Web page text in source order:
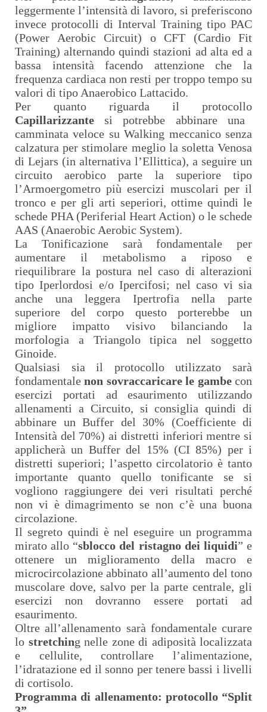
leggermente l’intensità di lavoro, si preferiscono
invece protocolli di Interval Training tipo PAC
(Power Aerobic Circuit) o CFT (Cardio Fit
Training) alternando quindi stazioni ad alta ed a
bassa intensità facendo attenzione che la
frequenza cardiaca non resti per troppo tempo su
valori di tipo Anaerobico Lattacido.
Per quanto riguarda il protocollo
Capillarizzante si potrebbe abbinare una
camminata veloce su Walking meccanico senza
calzatura per stimolare meglio la soletta Venosa
di Lejars (in alternativa l’Ellittica), a seguire un
circuito aerobico parte la superiore tipo
l’Armoergometro più esercizi muscolari per il
tronco e per gli arti seperiori, ottime quindi le
schede PHA (Periferial Heart Action) o le schede
AAS (Anaerobic Aerobic System).
La Tonificazione sarà fondamentale per
aumentare il metabolismo a riposo e
riequilibrare la postura nel caso di alterazioni
tipo Iperlordosi e/o Ipercifosi; nel caso vi sia
anche una leggera Ipertrofia nella parte
superiore del corpo questo porterebbe un
migliore impatto visivo bilanciando la
morfologia a Triangolo tipica nel soggetto
Ginoide.
Qualsiasi sia il protocollo utilizzato sarà
fondamentale non sovraccaricare le gambecon
esercizi portati ad esaurimento utilizzando
allenamenti a Circuito, si consiglia quindi di
abbinare un Buffer del 30% (Coefficiente di
Intensità del 70%) ai distretti inferiori mentre si
applicherà un Buffer del 15% (CI 85%) per i
distretti superiori; l’aspetto circolatorio è tanto
importante quanto quello tonificante se si
vogliono raggiungere dei veri risultati perché
non vi è dimagrimento se non c’è una buona
circolazione.
Il segreto quindi è nel eseguire un programma
mirato allo “sblocco del ristagno dei liquidi” e
ottenere un miglioramento della macro e
microcircolazione abbinato all’aumento del tono
muscolare dove, salvo per la parte centrale, gli
esercizi non dovranno essere portati ad
esaurimento.
Oltre all’allenamento sarà fondamentale curare
lo stretching nelle zone di adiposità localizzata
e cellulite, controllare l’alimentazione,
l’idratazione ed il sonno per tenere bassi i livelli
di cortisolo.
Programma di allenamento: protocollo “Split